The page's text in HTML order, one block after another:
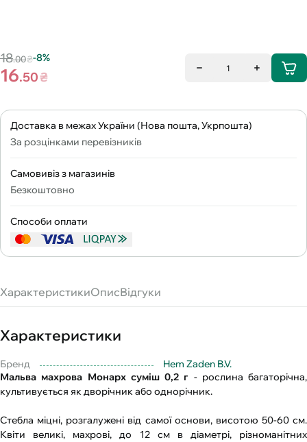
18.00₴-8%
16.50₴
1
Доставка в межах України (Нова пошта, Укрпошта)
За розцінками перевізників
Самовивіз з магазинів
Безкоштовно
Способи оплати
ХарактеристикиОписВідгуки
Характеристики
Бренд
Hem Zaden B.V.
Мальва махрова Монарх суміш 0,2 г - рослина багаторічна,
культивується як дворічник або однорічник.
Стебла міцні, розгалужені від самої основи, висотою 50-60 см.
Квіти великі, махрові, до 12 см в діаметрі, різноманітних